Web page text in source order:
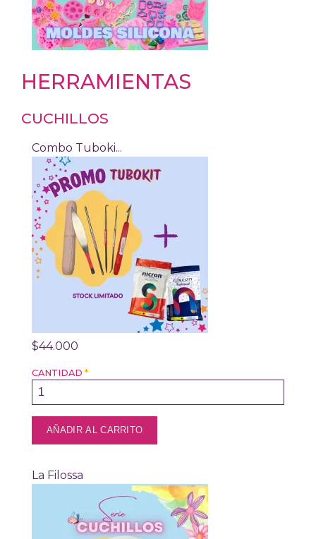
HERRAMIENTAS
CUCHILLOS
Combo Tuboki...
$44.000
CANTIDAD *
La Filossa